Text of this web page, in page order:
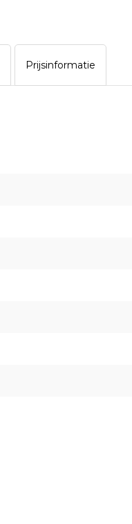
Prijsinformatie